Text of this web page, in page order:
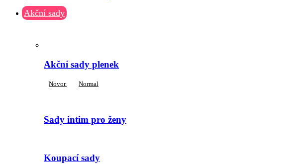
Akční sady
Akční sady plenek
Novor. Normal
Sady intim pro ženy
Koupací sady